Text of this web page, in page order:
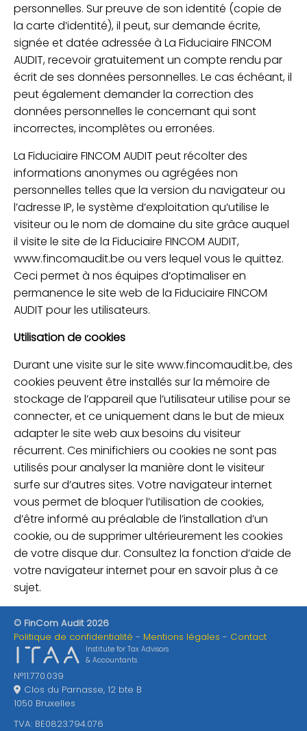
personnelles. Sur preuve de son identité (copie de
la carte d’identité), il peut, sur demande écrite,
signée et datée adressée à La Fiduciaire FINCOM
AUDIT, recevoir gratuitement un compte rendu par
écrit de ses données personnelles. Le cas échéant, il
peut également demander la correction des
données personnelles le concernant qui sont
incorrectes, incomplètes ou erronées.
La Fiduciaire FINCOM AUDIT peut récolter des
informations anonymes ou agrégées non
personnelles telles que la version du navigateur ou
l’adresse IP, le système d’exploitation qu’utilise le
visiteur ou le nom de domaine du site grâce auquel
il visite le site de la Fiduciaire FINCOM AUDIT,
www.fincomaudit.be ou vers lequel vous le quittez.
Ceci permet à nos équipes d’optimaliser en
permanence le site web de la Fiduciaire FINCOM
AUDIT pour les utilisateurs.
Utilisation de cookies
Durant une visite sur le site www.fincomaudit.be, des
cookies peuvent être installés sur la mémoire de
stockage de l’appareil que l’utilisateur utilise pour se
connecter, et ce uniquement dans le but de mieux
adapter le site web aux besoins du visiteur
récurrent. Ces minifichiers ou cookies ne sont pas
utilisés pour analyser la manière dont le visiteur
surfe sur d’autres sites. Votre navigateur internet
vous permet de bloquer l’utilisation de cookies,
d’être informé au préalable de l’installation d’un
cookie, ou de supprimer ultérieurement les cookies
de votre disque dur. Consultez la fonction d’aide de
votre navigateur internet pour en savoir plus à ce
sujet.
© FinCom Audit 2026
Politique de confidentialité
Mentions légales Contact
Institute for Tax Advisors
& Accountants
N°11.770.039
Clos du Parnasse, 12 bte B
1050 Bruxelles
TVA: BE0823.794.076